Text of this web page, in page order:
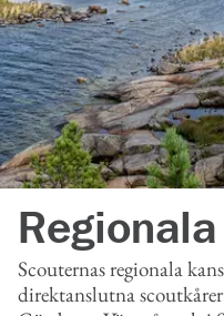
Scouternas regionala
direktanslutna